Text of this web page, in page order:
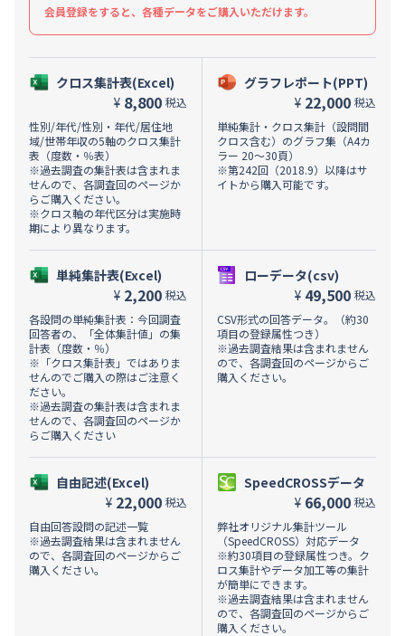
会員登録をすると、各種データをご購入いただけます。
クロス集計表(Excel)
¥ 8,800 税込
性別/年代/性別・年代/居住地
域/世帯年収の5軸のクロス集計
表（度数・％表）
※過去調査の集計表は含まれま
せんので、各調査回のページか
らご購入ください。
※クロス軸の年代区分は実施時
期により異なります。
単純集計表(Excel)
¥ 2,200 税込
各設問の単純集計表：今回調査
回答者の、「全体集計値」の集
計表（度数・％）
※「クロス集計表」ではありま
せんのでご購入の際はご注意く
ださい。
※過去調査の集計表は含まれま
せんので、各調査回のページか
らご購入ください
自由記述(Excel)
¥ 22,000 税込
自由回答設問の記述一覧
※過去調査結果は含まれません
ので、各調査回のページからご
購入ください。
グラフレポート(PPT)
¥ 22,000 税込
単純集計・クロス集計（設問間
クロス含む）のグラフ集（A4カ
ラー 20～30頁）
※第242回（2018.9）以降はサ
イトから購入可能です。
ローデータ(csv)
¥ 49,500 税込
CSV形式の回答データ。（約30
項目の登録属性つき）
※過去調査結果は含まれません
ので、各調査回のページからご
購入ください。
SpeedCROSSデータ
¥ 66,000 税込
弊社オリジナル集計ツール
（SpeedCROSS）対応データ
※約30項目の登録属性つき。ク
ロス集計やデータ加工等の集計
が簡単にできます。
※過去調査結果は含まれません
ので、各調査回のページからご
購入ください。